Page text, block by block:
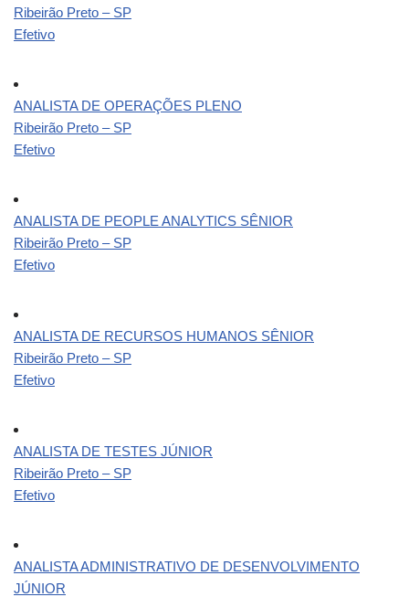
Ribeirão Preto – SP
Efetivo
ANALISTA DE OPERAÇÕES PLENO
Ribeirão Preto – SP
Efetivo
ANALISTA DE PEOPLE ANALYTICS SÊNIOR
Ribeirão Preto – SP
Efetivo
ANALISTA DE RECURSOS HUMANOS SÊNIOR
Ribeirão Preto – SP
Efetivo
ANALISTA DE TESTES JÚNIOR
Ribeirão Preto – SP
Efetivo
ANALISTA ADMINISTRATIVO DE DESENVOLVIMENTO
JÚNIOR